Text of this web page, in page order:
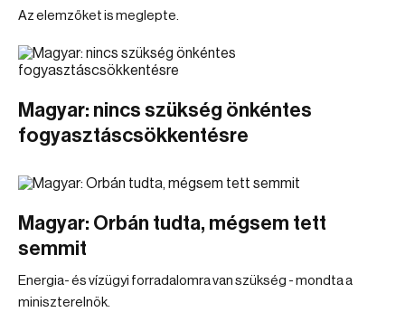
Az elemzőket is meglepte.
Magyar: nincs szükség önkéntes
fogyasztáscsökkentésre
Magyar: Orbán tudta, mégsem tett
semmit
Energia- és vízügyi forradalomra van szükség - mondta a
miniszterelnök.